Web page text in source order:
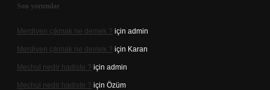
Son yorumlar
Merdiven çıkmak ne demek ? için admin
Merdiven çıkmak ne demek ? için Karan
Mechul nedir hadiste ? için admin
Mechul nedir hadiste ? için Özüm